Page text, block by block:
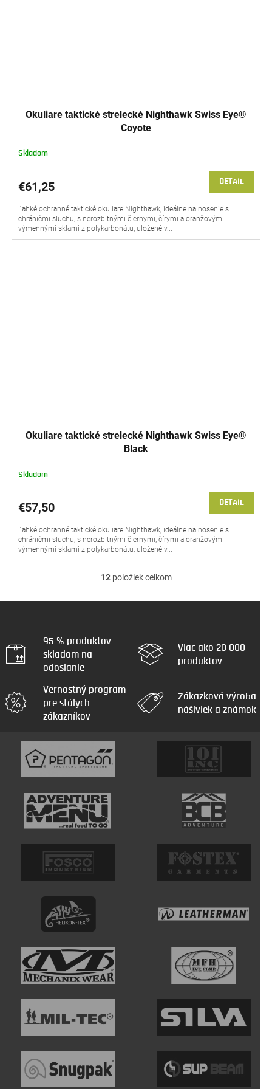
Okuliare taktické strelecké Nighthawk Swiss Eye®
Coyote
Skladom
€61,25 DETAIL
Ľahké ochranné taktické okuliare Nighthawk, ideálne na nosenie s
chráničmi sluchu, s nerozbitnými čiernymi, čírymi a oranžovými
výmennými sklami z polykarbonátu, uložené v...
Okuliare taktické strelecké Nighthawk Swiss Eye®
Black
Skladom
€57,50 DETAIL
Ľahké ochranné taktické okuliare Nighthawk, ideálne na nosenie s
chráničmi sluchu, s nerozbitnými čiernymi, čírymi a oranžovými
výmennými sklami z polykarbonátu, uložené v...
O
c
r
v
12položiek celkom
95 % produktov
skladom na
odoslanie
Viac ako 20 000
produktov
Vernostný program
pre stálych
zákazníkov
Zákazková výroba
nášiviek a známok